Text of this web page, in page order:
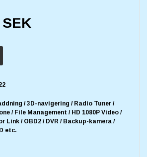
/ 3D-navigering / Radio Tuner /
/ File Management / HD 1080P Video /
Link / OBD2 / DVR / Backup-kamera /
etc.